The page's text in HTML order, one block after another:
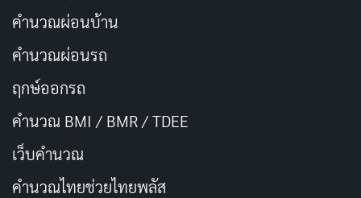
2023-12-28
STATUS
Released
คำนวณผ่อนบ้าน
คำนวณผ่อนรถ
ฤกษ์ออกรถ
คำนวณ BMI / BMR / TDEE
เว็บคํานวณ
คํานวณไทยช่วยไทยพลัส